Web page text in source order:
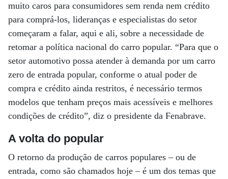
muito caros para consumidores sem renda nem crédito
para comprá-los, lideranças e especialistas do setor
começaram a falar, aqui e ali, sobre a necessidade de
retomar a política nacional do carro popular. “Para que o
setor automotivo possa atender à demanda por um carro
zero de entrada popular, conforme o atual poder de
compra e crédito ainda restritos, é necessário termos
modelos que tenham preços mais acessíveis e melhores
condições de crédito”, diz o presidente da Fenabrave.
A volta do popular
O retorno da produção de carros populares – ou de
entrada, como são chamados hoje – é um dos temas que